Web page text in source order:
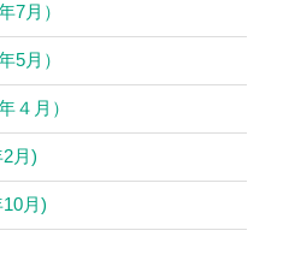
7月）
5月）
４月）
月)
月)